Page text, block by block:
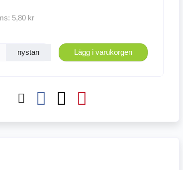
5,80 kr
nystan Lägg i varukorgen